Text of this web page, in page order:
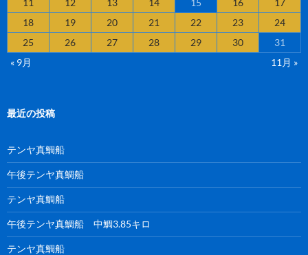
18
19 20 21 22 23
24
25
26 27 28 29 30
31
« 9月
11月 »
最近の投稿
テンヤ真鯛船
午後テンヤ真鯛船
テンヤ真鯛船
午後テンヤ真鯛船 中鯛3.85キロ
テンヤ真鯛船